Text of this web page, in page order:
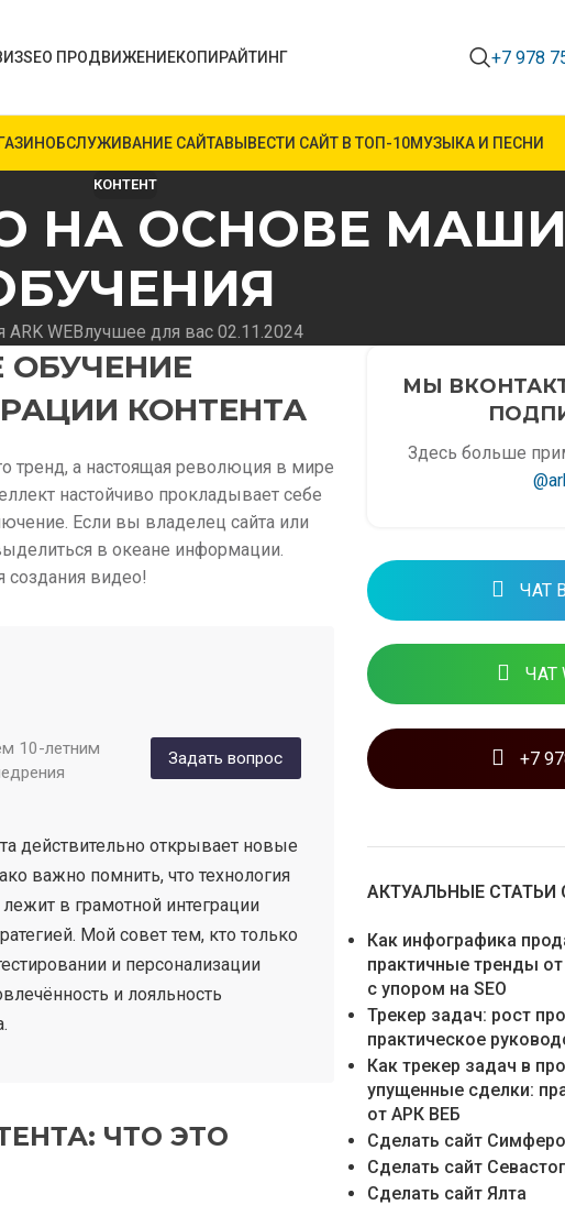
SEO ПРОДВИЖЕНИЕКОПИРАЙТИНГ +7 978
ОБСЛУЖИВАНИЕ САЙТАВЫВЕСТИ САЙТ В ТОП-10МУЗЫКА И ПЕСНИ
КОНТЕНТ
НА ОСНОВЕ
ARK WEBлучшее для вас 02.11.2024
КОНТЕНТА
тренд, а настоящая революция в мире
настойчиво прокладывает себе
Если вы владелец сайта или
в океане информации.
создания видео!
10-летним
Задать вопрос
действительно открывает новые
важно помнить, что технология
в грамотной интеграции
Мой совет тем, кто только
и персонализации
и лояльность
ЧТО ЭТО
МЫ
Здесь больше
ЧАТ
ЧАТ
+7
АКТУАЛЬНЫЕ СТАТЬИ
Как инфографика
практичные тренды
с упором на SEO
Трекер задач: рост
практическое
Как трекер задач в
упущенные сделки:
от АРК ВЕБ
Сделать сайт
Сделать сайт
Сделать сайт Ялта